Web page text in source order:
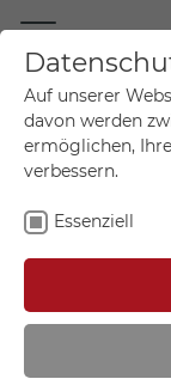
Mein Konto
Sie sind hier:
Auf unserer
davon werden
ermöglichen,
verbessern.
Essenziell